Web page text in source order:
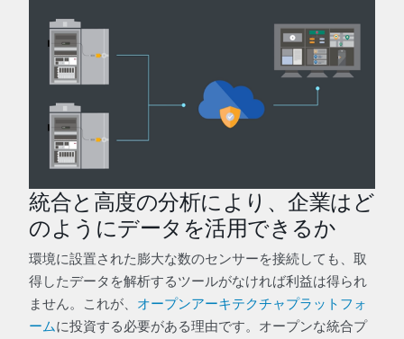
統合と高度の分析により、企業はど
のようにデータを活用できるか
環境に設置された膨大な数のセンサーを接続しても、取
得したデータを解析するツールがなければ利益は得られ
ません。これが、 オープンアーキテクチャプラットフォ
ームに投資する必要がある理由です。オープンな統合プ